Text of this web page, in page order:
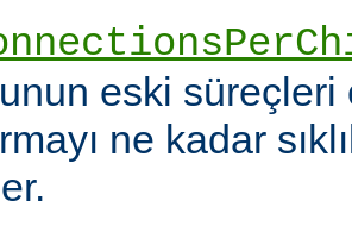
eski
ne kadar